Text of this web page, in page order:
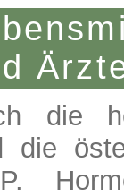
die
die